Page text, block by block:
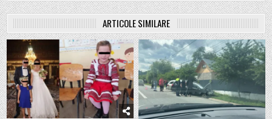
ARTICOLE SIMILARE